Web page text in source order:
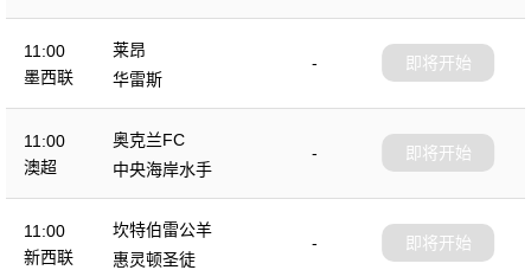
11:00
墨西联
莱昂
-
华雷斯
即将开始
11:00
澳超
奥克兰FC
-
中央海岸水手
即将开始
11:00
新西联
坎特伯雷公羊
-
惠灵顿圣徒
即将开始